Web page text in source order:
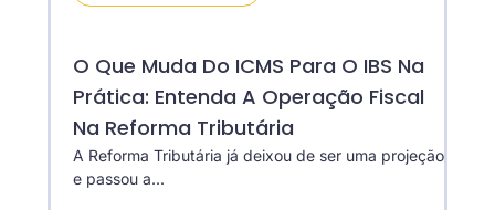
O Que Muda Do ICMS Para O IBS Na
Prática: Entenda A Operação Fiscal
Na Reforma Tributária
A Reforma Tributária já deixou de ser uma projeção
e passou a...